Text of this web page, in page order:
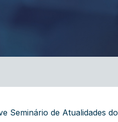
Seminário de Atualidades do